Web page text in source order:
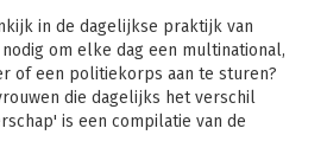
in de dagelijkse praktijk van
om elke dag een multinational,
of een politiekorps aan te sturen?
die dagelijks het verschil
is een compilatie van de